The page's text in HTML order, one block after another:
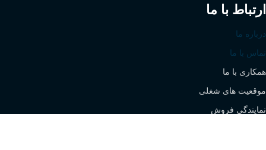
ارتباط با ما
درباره ما
تماس با ما
همکاری با ما
موقعیت های شغلی
نمایندگی فروش